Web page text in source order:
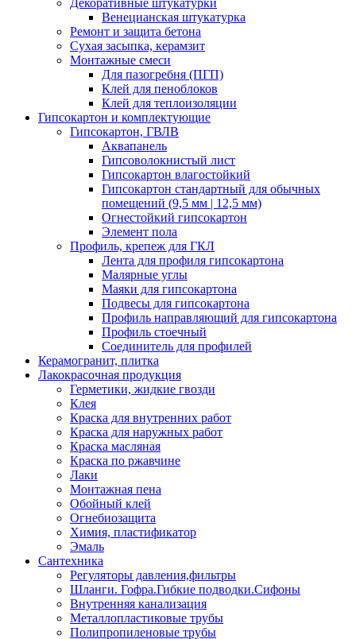
Декоративные штукатурки
Венецианская штукатурка
Ремонт и защита бетона
Сухая засыпка, керамзит
Монтажные смеси
Для пазогребня (ПГП)
Клей для пеноблоков
Клей для теплоизоляции
Гипсокартон и комплектующие
Гипсокартон, ГВЛВ
Аквапанель
Гипсоволокнистый лист
Гипсокартон влагостойкий
Гипсокартон стандартный для обычных
помещений (9,5 мм | 12,5 мм)
Огнестойкий гипсокартон
Элемент пола
Профиль, крепеж для ГКЛ
Лента для профиля гипсокартона
Малярные углы
Маяки для гипсокартона
Подвесы для гипсокартона
Профиль направляющий для гипсокартона
Профиль стоечный
Соединитель для профилей
Керамогранит, плитка
Лакокрасочная продукция
Герметики, жидкие гвозди
Клея
Краска для внутренних работ
Краска для наружных работ
Краска масляная
Краска по ржавчине
Лаки
Монтажная пена
Обойный клей
Огнебиозащита
Химия, пластификатор
Эмаль
Сантехника
Регуляторы давления,фильтры
Шланги. Гофра.Гибкие подводки.Сифоны
Внутренняя канализация
Металлопластиковые трубы
Полипропиленовые трубы